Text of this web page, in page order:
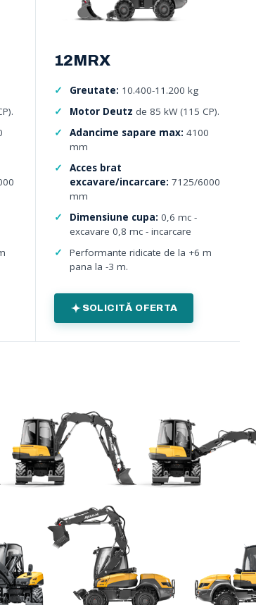
12MRX
Greutate: 10.400-11.200 kg
Motor Deutz de 85 kW (115 CP).
Adancime sapare max: 4100
mm
Acces brat
excavare/incarcare: 7125/6000
mm
Dimensiune cupa: 0,6 mc -
excavare 0,8 mc - incarcare
Performante ridicate de la +6 m
pana la -3 m.
SOLICITĂ OFERTA